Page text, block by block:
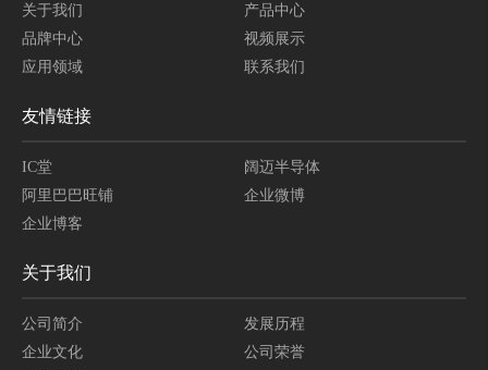
关于我们
产品中心
品牌中心
视频展示
应用领域
联系我们
友情链接
IC堂
阔迈半导体
阿里巴巴旺铺
企业微博
企业博客
关于我们
公司简介
发展历程
企业文化
公司荣誉